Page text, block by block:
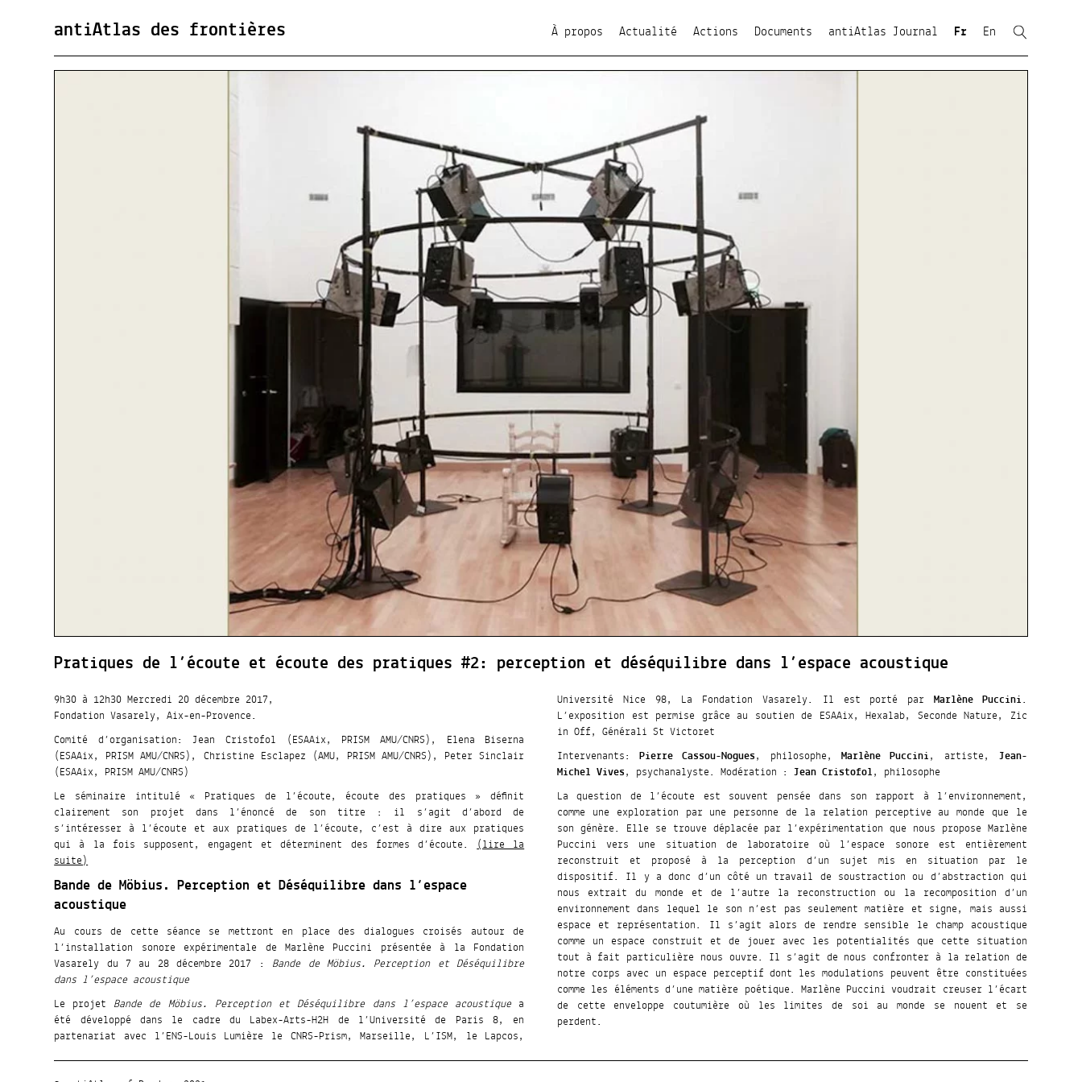
antiAtlas des frontières À propos Actualité Actions Documents antiAtlas Journal Fr En
Pratiques de l’écoute et écoute des pratiques #2: perception et déséquilibre dans l’espace acoustique
9h30 à 12h30 Mercredi 20 décembre 2017,
Fondation Vasarely, Aix-en-Provence.
Comité d’organisation: Jean Cristofol (ESAAix, PRISM AMU/CNRS), Elena Biserna
(ESAAix, PRISM AMU/CNRS), Christine Esclapez (AMU, PRISM AMU/CNRS), Peter Sinclair
(ESAAix, PRISM AMU/CNRS)
Le séminaire intitulé « Pratiques de l’écoute, écoute des pratiques » définit
clairement son projet dans l’énoncé de son titre : il s’agit d’abord de
s’intéresser à l’écoute et aux pratiques de l’écoute, c’est à dire aux pratiques
qui à la fois supposent, engagent et déterminent des formes d’écoute.(lire la
suite)
Bande de Möbius. Perception et Déséquilibre dans l’espace
acoustique
Au cours de cette séance se mettront en place des dialogues croisés autour de
l’installation sonore expérimentale de Marlène Puccini présentée à la Fondation
Vasarely du 7 au 28 décembre 2017 : Bande de Möbius. Perception et Déséquilibre
dans l’espace acoustique
Le projet Bande de Möbius. Perception et Déséquilibre dans l’espace acoustique a
été développé dans le cadre du Labex-Arts-H2H de l’Université de Paris 8, en
partenariat avec l’ENS-Louis Lumière le CNRS-Prism, Marseille, L’ISM, le Lapcos,
Université Nice 98, La Fondation Vasarely. Il est porté par Marlène Puccini.
L’exposition est permise grâce au soutien de ESAAix, Hexalab, Seconde Nature, Zic
in Off, Générali St Victoret
Intervenants: Pierre Cassou-Nogues, philosophe, Marlène Puccini, artiste, Jean-
Michel Vives, psychanalyste. Modération : Jean Cristofol, philosophe
La question de l’écoute est souvent pensée dans son rapport à l’environnement,
comme une exploration par une personne de la relation perceptive au monde que le
son génère. Elle se trouve déplacée par l’expérimentation que nous propose Marlène
Puccini vers une situation de laboratoire où l’espace sonore est entièrement
reconstruit et proposé à la perception d’un sujet mis en situation par le
dispositif. Il y a donc d’un côté un travail de soustraction ou d’abstraction qui
nous extrait du monde et de l’autre la reconstruction ou la recomposition d’un
environnement dans lequel le son n’est pas seulement matière et signe, mais aussi
espace et représentation. Il s’agit alors de rendre sensible le champ acoustique
comme un espace construit et de jouer avec les potentialités que cette situation
tout à fait particulière nous ouvre. Il s’agit de nous confronter à la relation de
notre corps avec un espace perceptif dont les modulations peuvent être constituées
comme les éléments d’une matière poétique. Marlène Puccini voudrait creuser l’écart
de cette enveloppe coutumière où les limites de soi au monde se nouent et se
perdent.